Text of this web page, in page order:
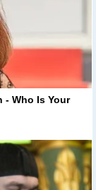
- Who Is Your